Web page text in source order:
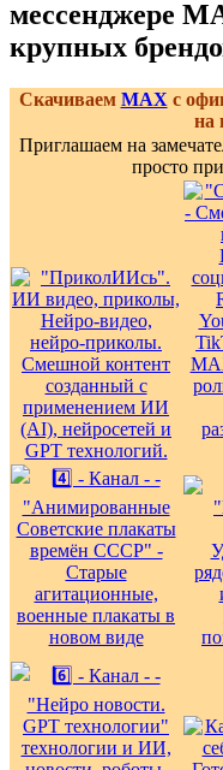
мессенджере
крупных
Скачиваем MAX с
на
Приглашаем на
просто